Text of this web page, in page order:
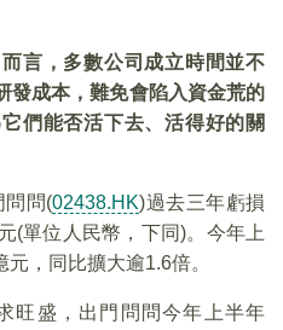
言，多數公司成立時間並不
發成本，難免會陷入資金荒的
們能否活下去、活得好的關
問問(02438.HK)過去三年虧損
(單位人民幣，下同)。今年上
，同比擴大逾1.6倍。
旺盛，出門問問今年上半年